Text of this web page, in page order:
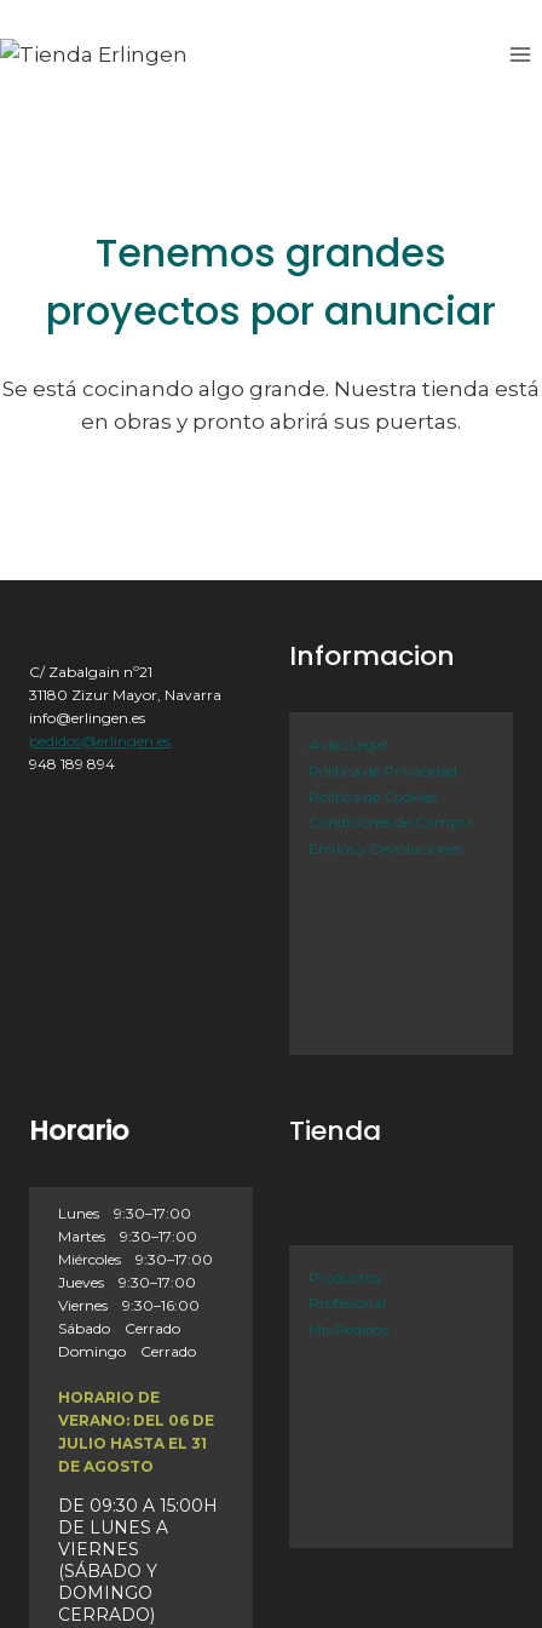
al
al
Tenemos grandes
proyectos por anunciar
Se está cocinando algo grande. Nuestra tienda está
en obras y pronto abrirá sus puertas.
C/ Zabalgain nº21
31180 Zizur Mayor, Navarra
info@erlingen.es
pedidos@erlingen.es
948 189 894
Informacion
Aviso Legal
Política de Privacidad
Política de Cookies
Condiciones de Compra
Envíos y Devoluciones
Horario
Lunes 9:30–17:00
Martes 9:30–17:00
Miércoles 9:30–17:00
Jueves 9:30–17:00
Viernes 9:30–16:00
Sábado Cerrado
Domingo Cerrado
HORARIO DE
VERANO: DEL 06 DE
JULIO HASTA EL 31
DE AGOSTO
DE 09:30 A 15:00H
DE LUNES A
VIERNES
(SÁBADO Y
DOMINGO
CERRADO)
Tienda
Productos
Profesional
Mis Pedidos